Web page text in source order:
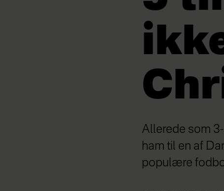
Allerede som
ham til en af
populære